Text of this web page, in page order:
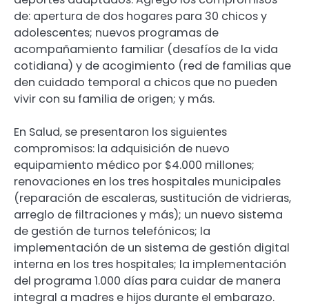
de: apertura de dos hogares para 30 chicos y
adolescentes; nuevos programas de
acompañamiento familiar (desafíos de la vida
cotidiana) y de acogimiento (red de familias que
den cuidado temporal a chicos que no pueden
vivir con su familia de origen; y más.
En Salud, se presentaron los siguientes
compromisos: la adquisición de nuevo
equipamiento médico por $4.000 millones;
renovaciones en los tres hospitales municipales
(reparación de escaleras, sustitución de vidrieras,
arreglo de filtraciones y más); un nuevo sistema
de gestión de turnos telefónicos; la
implementación de un sistema de gestión digital
interna en los tres hospitales; la implementación
del programa 1.000 días para cuidar de manera
integral a madres e hijos durante el embarazo.